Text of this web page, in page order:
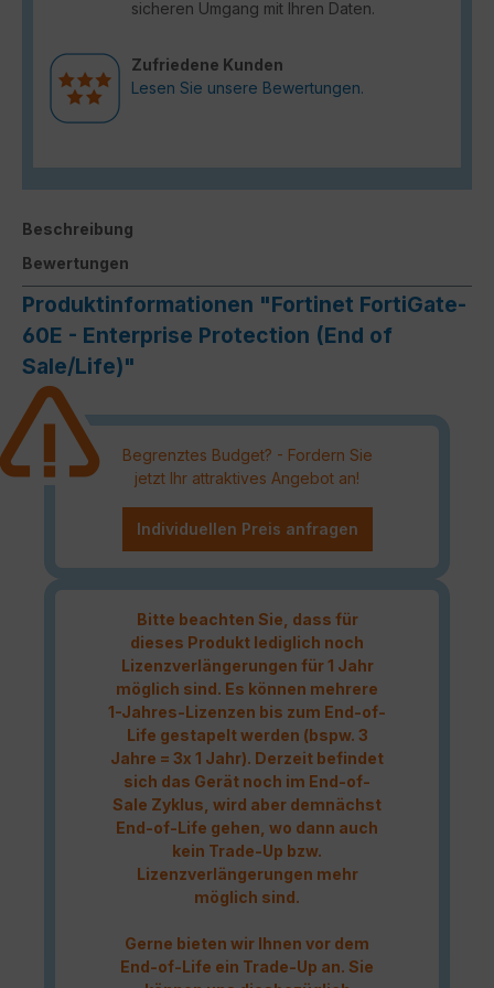
sicheren Umgang mit Ihren Daten.
Zufriedene Kunden
Lesen Sie unsere Bewertungen.
Beschreibung
Bewertungen
Produktinformationen "Fortinet FortiGate-
60E - Enterprise Protection (End of
Sale/Life)"
Begrenztes Budget? - Fordern Sie
jetzt Ihr attraktives Angebot an!
Individuellen Preis anfragen
Bitte beachten Sie, dass für
dieses Produkt lediglich noch
Lizenzverlängerungen für 1 Jahr
möglich sind. Es können mehrere
1-Jahres-Lizenzen bis zum End-of-
Life gestapelt werden (bspw. 3
Jahre = 3x 1 Jahr). Derzeit befindet
sich das Gerät noch im End-of-
Sale Zyklus, wird aber demnächst
End-of-Life gehen, wo dann auch
kein Trade-Up bzw.
Lizenzverlängerungen mehr
möglich sind.
Gerne bieten wir Ihnen vor dem
End-of-Life ein Trade-Up an. Sie